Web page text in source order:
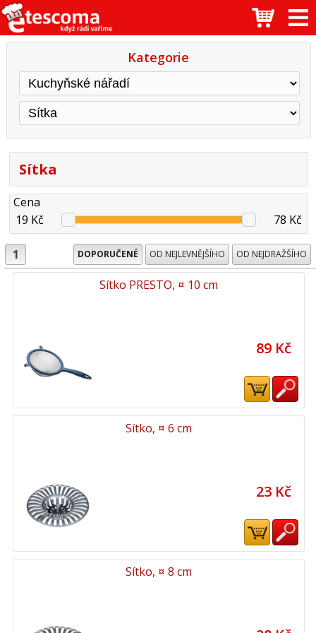
Kategorie
Sítka
Cena
19 Kč
78 Kč
1 DOPORUČENÉ OD NEJLEVNĚJŠÍHO OD NEJDRAŽŠÍHO
Sítko PRESTO, ¤ 10 cm
89 Kč
Sítko, ¤ 6 cm
23 Kč
Sítko, ¤ 8 cm